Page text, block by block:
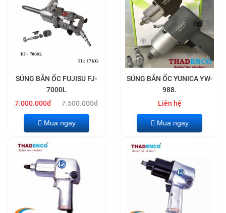
SÚNG BẮN ỐC FUJISU FJ-
7000L
7.000.000đ
7.500.000đ
Mua ngay
SÚNG BẮN ỐC YUNICA YW-
988.
Liên hệ
Mua ngay